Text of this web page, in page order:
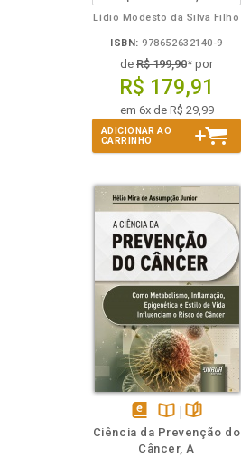
Lídio Modesto da Silva Filho
ISBN: 978652632140-9
de R$ 199,90* por
R$ 179,91
em 6x de R$ 29,99
ADICIONAR AO
CARRINHO
disponível
em
Disponível
na
páginas
Ciência da Prevenção do
Câncer, A